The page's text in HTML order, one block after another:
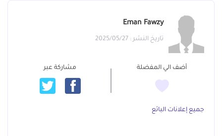
Eman Fawzy
تاريخ النشر : 2025/05/27
أضف الي المفضلة مشاركة عبر
جميع إعلانات البائع